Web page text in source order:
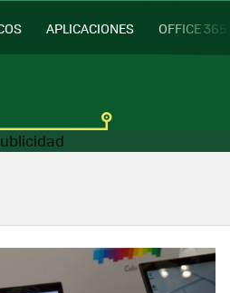
APLICACIONES OFFICE 365